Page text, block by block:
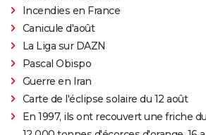
Incendies en France
Canicule d'août
La Liga sur DAZN
Pascal Obispo
Guerre en Iran
Carte de l'éclipse solaire du 12 août
En 1997, ils ont recouvert une friche